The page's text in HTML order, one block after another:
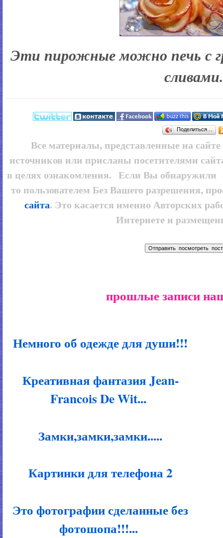
Эти пирожные можно печь с
Поделиться…
Все материалы, представленные на сайте
источников или присланы посетителями
в целях ознакомления. Если Вы
то пользователем Без Вашего разрешения,
сайта. Это касается именно Авторских
Интернете и
прошлые записи
Немного об одежде для души!!!
Креативная фантазия Jean-
Francois De Wit...
Замки,замки,замки.....
Картинки для телефона 2
Это фотографии сделанные без
фотошопа!!!...